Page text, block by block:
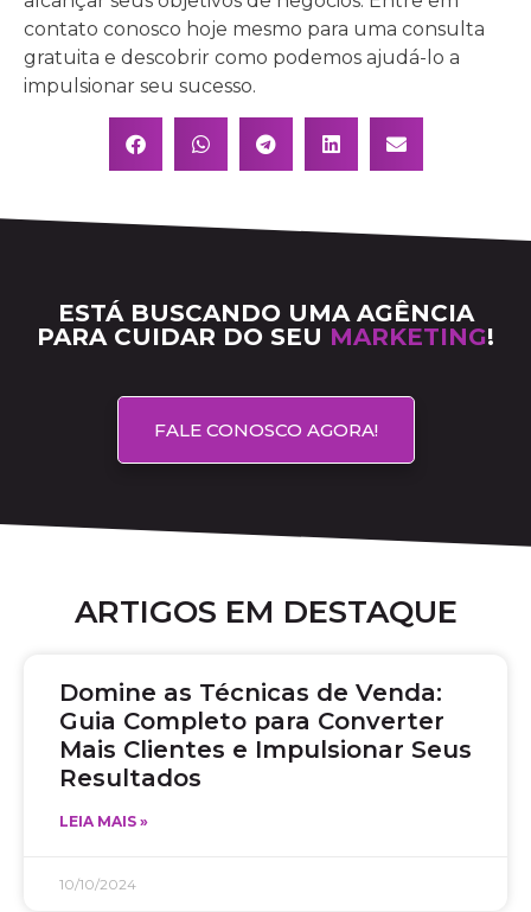
contato conosco hoje mesmo para uma consulta
gratuita e descobrir como podemos ajudá-lo a
impulsionar seu sucesso.
ESTÁ BUSCANDO UMA AGÊNCIA
PARA CUIDAR DO SEU MARKETING!
FALE CONOSCO AGORA!
ARTIGOS EM DESTAQUE
Domine as Técnicas de Venda:
Guia Completo para Converter
Mais Clientes e Impulsionar Seus
Resultados
LEIA MAIS »
10/10/2024